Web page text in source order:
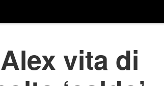
vita di